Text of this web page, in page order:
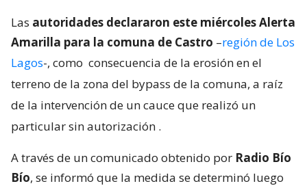
Las autoridades declararon este miércoles Alerta
Amarilla para la comuna de Castro –región de Los
Lagos-, como consecuencia de la erosión en el
terreno de la zona del bypass de la comuna, a raíz
de la intervención de un cauce que realizó un
particular sin autorización .
A través de un comunicado obtenido por Radio Bío
Bío, se informó que la medida se determinó luego